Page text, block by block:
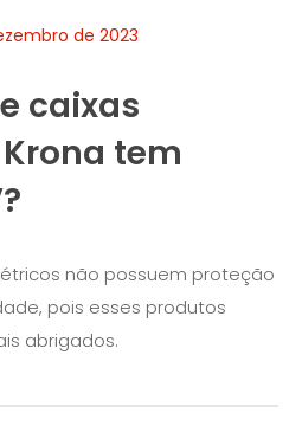
de 2023
caixas
tem
não possuem proteção
pois esses produtos
abrigados.